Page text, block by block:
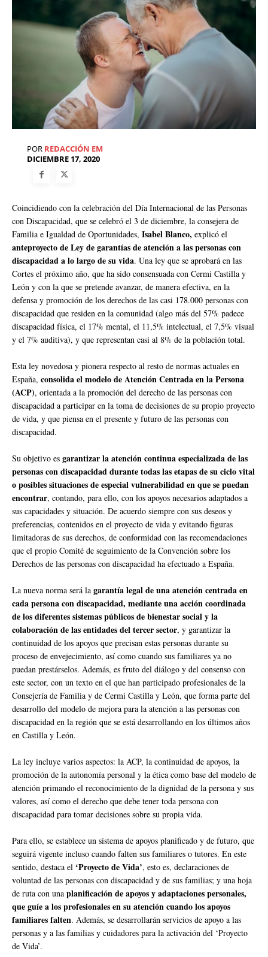
POR REDACCIÓN EM
DICIEMBRE 17, 2020
Coincidiendo con la celebración del Día Internacional de las Personas
con Discapacidad, que se celebró el 3 de diciembre, la consejera de
Familia e Igualdad de Oportunidades, Isabel Blanco, explicó el
anteproyecto de Ley de garantías de atención a las personas con
discapacidad a lo largo de su vida. Una ley que se aprobará en las
Cortes el próximo año, que ha sido consensuada con Cermi Castilla y
León y con la que se pretende avanzar, de manera efectiva, en la
defensa y promoción de los derechos de las casi 178.000 personas con
discapacidad que residen en la comunidad (algo más del 57% padece
discapacidad física, el 17% mental, el 11,5% intelectual, el 7,5% visual
y el 7% auditiva), y que representan casi al 8% de la población total.
Esta ley novedosa y pionera respecto al resto de normas actuales en
España, consolida el modelo de Atención Centrada en la Persona
(ACP), orientada a la promoción del derecho de las personas con
discapacidad a participar en la toma de decisiones de su propio proyecto
de vida, y que piensa en el presente y futuro de las personas con
discapacidad.
Su objetivo es garantizar la atención continua especializada de las
personas con discapacidad durante todas las etapas de su ciclo vital
o posibles situaciones de especial vulnerabilidad en que se puedan
encontrar, contando, para ello, con los apoyos necesarios adaptados a
sus capacidades y situación. De acuerdo siempre con sus deseos y
preferencias, contenidos en el proyecto de vida y evitando figuras
limitadoras de sus derechos, de conformidad con las recomendaciones
que el propio Comité de seguimiento de la Convención sobre los
Derechos de las personas con discapacidad ha efectuado a España.
La nueva norma será la garantía legal de una atención centrada en
cada persona con discapacidad, mediante una acción coordinada
de los diferentes sistemas públicos de bienestar social y la
colaboración de las entidades del tercer sector, y garantizar la
continuidad de los apoyos que precisan estas personas durante su
proceso de envejecimiento, así como cuando sus familiares ya no
puedan prestárselos. Además, es fruto del diálogo y del consenso con
este sector, con un texto en el que han participado profesionales de la
Consejería de Familia y de Cermi Castilla y León, que forma parte del
desarrollo del modelo de mejora para la atención a las personas con
discapacidad en la región que se está desarrollando en los últimos años
en Castilla y León.
La ley incluye varios aspectos: la ACP, la continuidad de apoyos, la
promoción de la autonomía personal y la ética como base del modelo de
atención primando el reconocimiento de la dignidad de la persona y sus
valores, así como el derecho que debe tener toda persona con
discapacidad para tomar decisiones sobre su propia vida.
Para ello, se establece un sistema de apoyos planificado y de futuro, que
seguirá vigente incluso cuando falten sus familiares o tutores. En este
sentido, destaca el ‘Proyecto de Vida’, esto es, declaraciones de
voluntad de las personas con discapacidad y de sus familias; y una hoja
de ruta con una planificación de apoyos y adaptaciones personales,
que guíe a los profesionales en su atención cuando los apoyos
familiares falten. Además, se desarrollarán servicios de apoyo a las
personas y a las familias y cuidadores para la activación del ‘Proyecto
de Vida’.